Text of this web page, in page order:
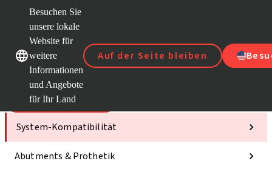
Besuchen Sie
unsere lokale
Website für
weitere
Informationen
und Angebote
für Ihr Land
Auf der Seite bleiben
Unsere MarkenUnsere Marken
Kategorien
System-Kompatibilität
Abutments & Prothetik